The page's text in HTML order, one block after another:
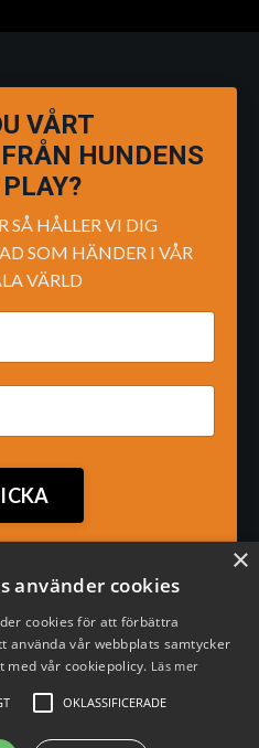
VÅRT
HUNDENS
SÅ HÅLLER VI DIG
SOM HÄNDER I VÅR
VÄRLD
×
använder cookies
cookies för att förbättra
använda vår webbplats samtycker
med vår cookiepolicy. Läs mer
OKLASSIFICERADE